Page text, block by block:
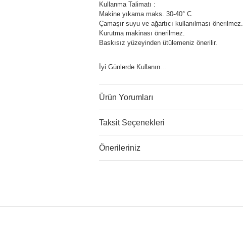
Kullanma Talimatı :
Makine yıkama maks. 30-40° C
Çamaşır suyu ve ağartıcı kullanılması önerilmez.
Kurutma makinası önerilmez.
Baskısız yüzeyinden ütülemeniz önerilir.
İyi Günlerde Kullanın...
Ürün Yorumları
Taksit Seçenekleri
Önerileriniz